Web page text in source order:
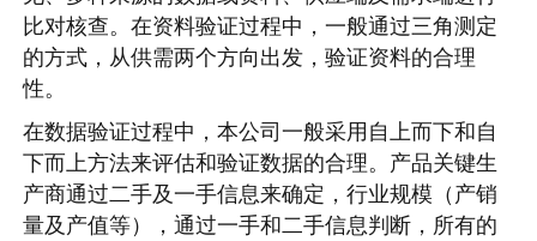
比对核查。在资料验证过程中，一般通过三角测定
的方式，从供需两个方向出发，验证资料的合理
性。
在数据验证过程中，本公司一般采用自上而下和自
下而上方法来评估和验证数据的合理。产品关键生
产商通过二手及一手信息来确定，行业规模（产销
量及产值等），通过一手和二手信息判断，所有的